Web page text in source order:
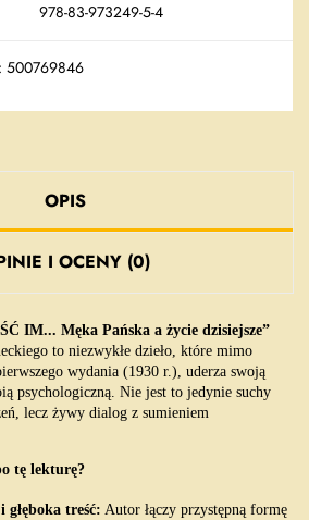
978-83-973249-5-4
500769846
OPIS
I OCENY (0)
IM... Męka Pańska a życie dzisiejsze”
to niezwykłe dzieło, które mimo
wydania (1930 r.), uderza swoją
psychologiczną. Nie jest to jedynie suchy
lecz żywy dialog z sumieniem
tę lekturę?
głęboka treść: Autor łączy przystępną formę